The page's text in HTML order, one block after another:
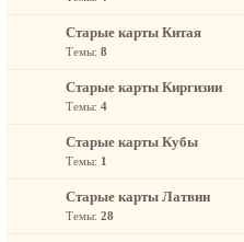
Старые карты Китая
Темы: 8
Старые карты Киргизии
Темы: 4
Старые карты Кубы
Темы: 1
Старые карты Латвии
Темы: 28